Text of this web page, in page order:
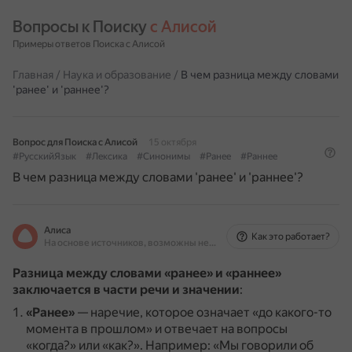
Вопросы к Поиску с Алисой
Примеры ответов Поиска с Алисой
Главная / Наука и образование / В чем разница между словами
'ранее' и 'раннее'?
Вопрос для Поиска с Алисой
15 октября
#РусскийЯзык
#Лексика #Синонимы #Ранее #Раннее
В чем разница между словами 'ранее' и 'раннее'?
Алиса
На основе источников, возможны неточности
Как это работает?
Разница между словами «ранее» и «раннее»
заключается в части речи и значении:
«Ранее» — наречие, которое означает «до какого-то
момента в прошлом» и отвечает на вопросы
«когда?» или «как?». Например: «Мы говорили об